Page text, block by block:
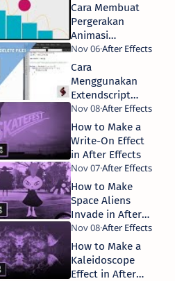
Cara Membuat
Pergerakan
Animasi
Mengikuti Path
di After Effects
Cara
Menggunakan
Extendscript
Untuk
Manajemen File
After Effects
How to Make a
Write-On Effect
in After Effects
How to Make
Space Aliens
Invade in After
Effects
How to Make a
Kaleidoscope
Effect in After